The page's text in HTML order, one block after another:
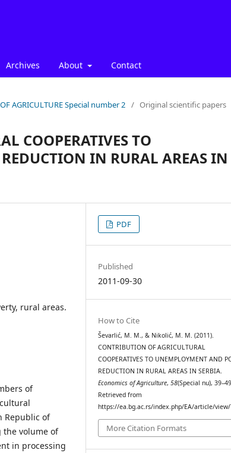
Archives About Contact
AGRICULTURE Special number 2 / Original scientific papers
COOPERATIVES TO
IN RURAL AREAS IN
rural areas.
of
Republic of
the volume of
in processing
PDF
Published
2011-09-30
How to Cite
Ševarlić, M. M., & Nikolić, M. M. (2011).
CONTRIBUTION OF AGRICULTURAL
COOPERATIVES TO UNEMPLOYMENT AND
REDUCTION IN RURAL AREAS IN SERBIA.
Economics of Agriculture,58(Special nu),
Retrieved from
https://ea.bg.ac.rs/index.php/EA/article/
More Citation Formats